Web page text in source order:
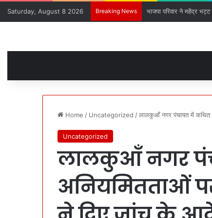
Saturday, August 8 2026 Breaking News भाजपा परिवार ने महेंद्र भट्ट
Home / Uncategorized /लालकुआँ नगर पंचायत में कथित
Uncategorized
लालकुआँ नगर
अनियमितताओं